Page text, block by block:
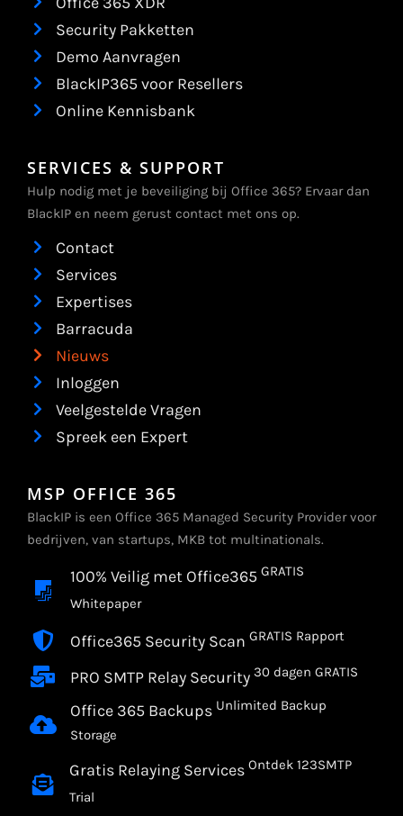
Security Pakketten
Demo Aanvragen
BlackIP365 voor Resellers
Online Kennisbank
SERVICES & SUPPORT
Hulp nodig met je beveiliging bij Office 365? Ervaar dan
BlackIP en neem gerust contact met ons op.
Contact
Services
Expertises
Barracuda
Nieuws
Inloggen
Veelgestelde Vragen
Spreek een Expert
MSP OFFICE 365
BlackIP is een Office 365 Managed Security Provider voor
bedrijven, van startups, MKB tot multinationals.
100% Veilig met Office365 GRATIS
Whitepaper
Office365 Security Scan GRATIS Rapport
PRO SMTP Relay Security 30 dagen GRATIS
Office 365 Backups Unlimited Backup
Storage
Gratis Relaying ServicesOntdek 123SMTP
Trial